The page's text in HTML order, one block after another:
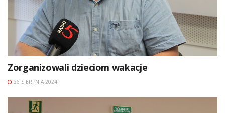
Zorganizowali dzieciom wakacje
26 SIERPNIA 2024